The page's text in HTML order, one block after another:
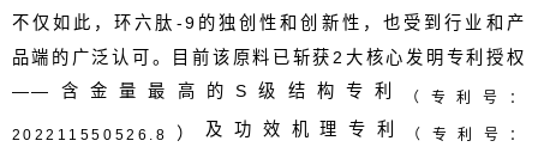
不仅如此，环六肽 -9 的独创性和创新性，也受到行业和产
品端的广泛认可。目前该原料已斩获2 大核心发明专利授权
——含金量最高的S 级结构专利 （专利号：
202211550526.8 ） 及功效机理专利 （专利号：